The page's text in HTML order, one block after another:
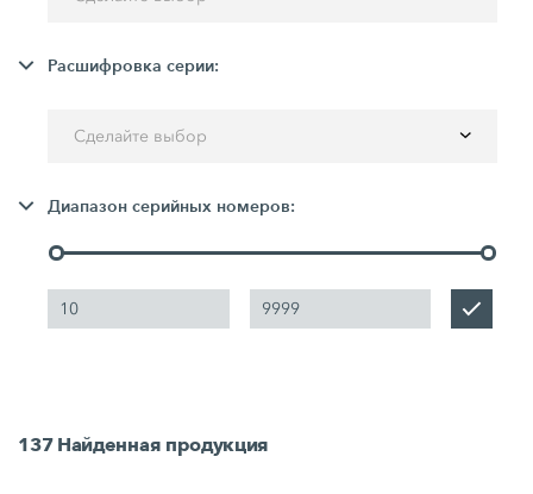
Расшифровка серии:
Сделайте выбор
Диапазон серийных номеров:
137 Найденная продукция